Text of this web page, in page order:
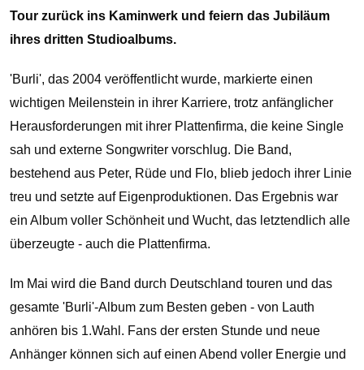
Tour zurück ins Kaminwerk und feiern das Jubiläum
ihres dritten Studioalbums.
'Burli', das 2004 veröffentlicht wurde, markierte einen
wichtigen Meilenstein in ihrer Karriere, trotz anfänglicher
Herausforderungen mit ihrer Plattenfirma, die keine Single
sah und externe Songwriter vorschlug. Die Band,
bestehend aus Peter, Rüde und Flo, blieb jedoch ihrer Linie
treu und setzte auf Eigenproduktionen. Das Ergebnis war
ein Album voller Schönheit und Wucht, das letztendlich alle
überzeugte - auch die Plattenfirma.
Im Mai wird die Band durch Deutschland touren und das
gesamte 'Burli'-Album zum Besten geben - von Lauth
anhören bis 1.Wahl. Fans der ersten Stunde und neue
Anhänger können sich auf einen Abend voller Energie und